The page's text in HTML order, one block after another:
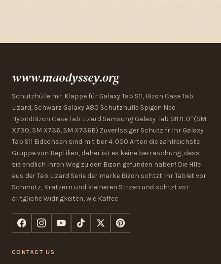
www.maodyssey.org
Schutzhülle mit Klappe für Galaxy Tab S11, Bizon Case Tab
Lizard, Schwarz Galaxy A80 Schutzhülle Spigen Neo
HybridBizon Case Tab Lizard Samsung Galaxy Tab S11 11. 0" (SM
X730, SM X736, SM X736B) Zuverlssiger Schutz fr Ihr Galaxy
Tab S11 Eidechsen sind mit ber 4. 000 Arten die zahlreichste
Gruppe von Reptilien, daher ist es keine berraschung, dass
sie endlich ihren Weg zu den Bizon gefunden haben! Die Hlle
aus der Tab Lizard Serie der marke Bizon schtzt Ihr Tablet vor
Schmutz, Kratzern und kleineren Strzen und schtzt vor
alltgliche Widrigkeiten, wie Kaffee
CONTACT US